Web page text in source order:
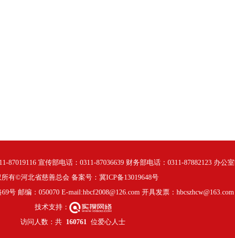
87019116 宣传部电话：0311-87036639 财务部电话：0311-87882123 办公
所有©河北省慈善总会 备案号： 冀ICP备13019648号
号 邮编：050070 E-mail:hbcf2008@126.com 开具发票：hbcszhcw@163.com
技术支持：
访问人数：共 160761 位爱心人士